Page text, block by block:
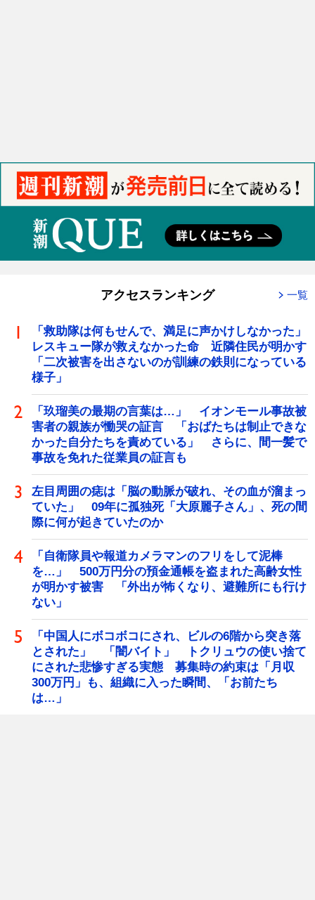
アクセスランキング 一覧
「救助隊は何もせんで、満足に声かけしなかった」
レスキュー隊が救えなかった命 近隣住民が明かす
「二次被害を出さないのが訓練の鉄則になっている
様子」
「玖瑠美の最期の言葉は…」 イオンモール事故被
害者の親族が慟哭の証言 「おばたちは制止できな
かった自分たちを責めている」 さらに、間一髪で
事故を免れた従業員の証言も
左目周囲の痣は「脳の動脈が破れ、その血が溜まっ
ていた」 09年に孤独死「大原麗子さん」、死の間
際に何が起きていたのか
「自衛隊員や報道カメラマンのフリをして泥棒
を…」 500万円分の預金通帳を盗まれた高齢女性
が明かす被害 「外出が怖くなり、避難所にも行け
ない」
「中国人にボコボコにされ、ビルの6階から突き落
とされた」 「闇バイト」 トクリュウの使い捨て
にされた悲惨すぎる実態 募集時の約束は「月収
300万円」も、組織に入った瞬間、「お前たち
は…」